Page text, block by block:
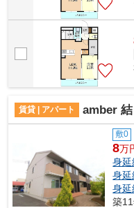
賃貸 | アパート amber 結
敷0
8万
身延
身延
身延
築